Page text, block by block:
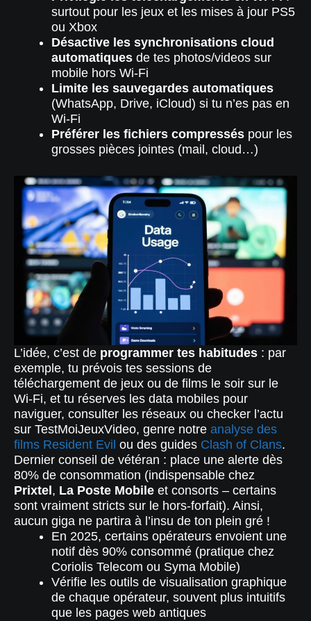
surtout pour les jeux et les mises à jour PS5
ou Xbox
Désactive les synchronisations cloud
automatiques de tes photos/videos sur
mobile hors Wi-Fi
Limite les sauvegardes automatiques
(WhatsApp, Drive, iCloud) si tu n’es pas en
Wi-Fi
Préférer les fichiers compressés pour les
grosses pièces jointes (mail, cloud…)
L’idée, c’est de programmer tes habitudes : par
exemple, tu prévois tes sessions de
téléchargement de jeux ou de films le soir sur le
Wi-Fi, et tu réserves les data mobiles pour
naviguer, consulter les réseaux ou checker l’actu
sur TestMoiJeuxVideo, genre notre analyse des
films Resident Evil ou des guides Clash of Clans.
Dernier conseil de vétéran : place une alerte dès
80% de consommation (indispensable chez
Prixtel , La Poste Mobile et consorts – certains
sont vraiment stricts sur le hors-forfait). Ainsi,
aucun giga ne partira à l’insu de ton plein gré !
En 2025, certains opérateurs envoient une
notif dès 90% consommé (pratique chez
Coriolis Telecom ou Syma Mobile)
Vérifie les outils de visualisation graphique
de chaque opérateur, souvent plus intuitifs
que les pages web antiques